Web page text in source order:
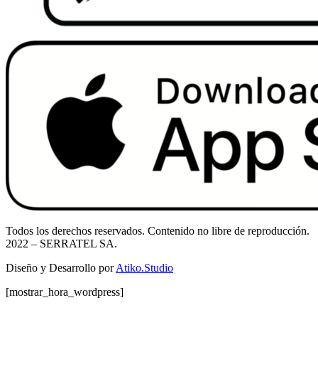
Todos los derechos reservados. Contenido no libre de reproducción.
2022 – SERRATEL SA.
Diseño y Desarrollo porAtiko.Studio
[mostrar_hora_wordpress]